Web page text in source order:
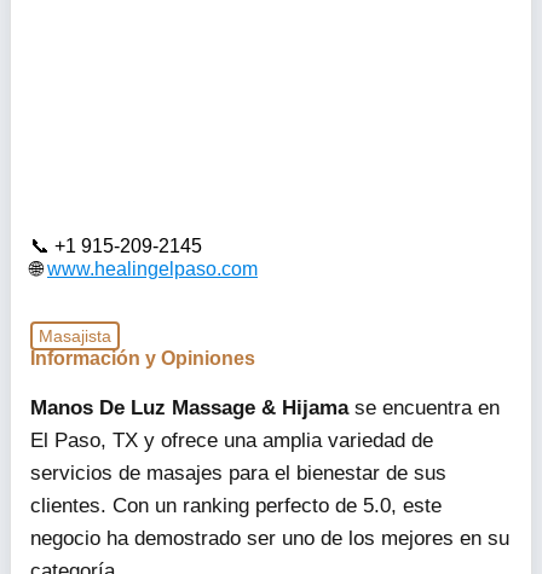
+1 915-209-2145
www.healingelpaso.com
Masajista
Información y Opiniones
Manos De Luz Massage & Hijamase encuentra en
El Paso, TX y ofrece una amplia variedad de
servicios de masajes para el bienestar de sus
clientes. Con un ranking perfecto de 5.0, este
negocio ha demostrado ser uno de los mejores en su